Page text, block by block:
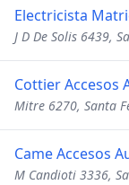
J D De Solis 6439,
Cottier Accesos
Mitre 6270, Santa
Came Accesos
M Candioti 3336,